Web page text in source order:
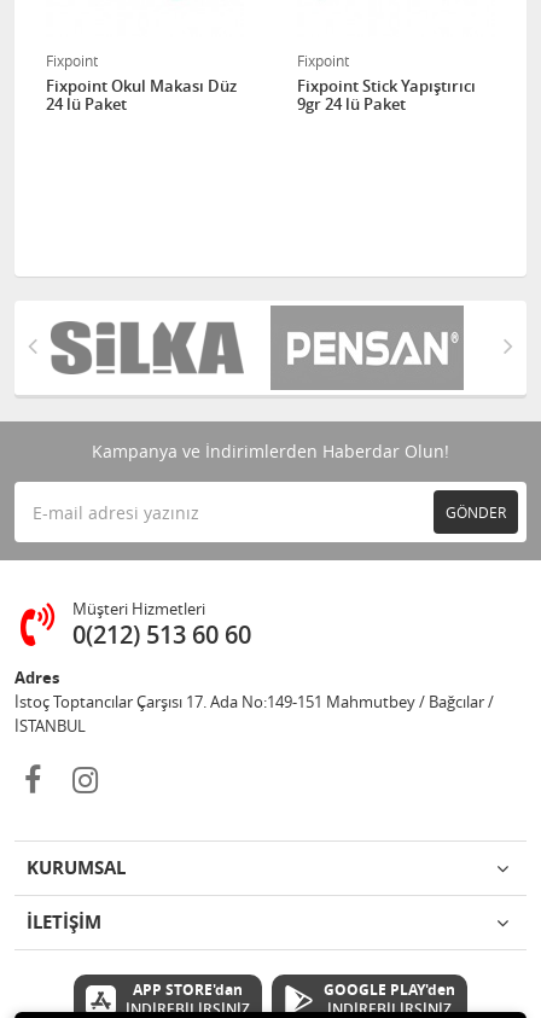
Fixpoint
Fixpoint Okul Makası Düz
24 lü Paket
Fixpoint
Fixpoint Stick Yapıştırıcı
9gr 24 lü Paket
Kampanya ve İndirimlerden Haberdar Olun!
GÖNDER
Müşteri Hizmetleri
0(212) 513 60 60
Adres
İstoç Toptancılar Çarşısı 17. Ada No:149-151 Mahmutbey / Bağcılar /
İSTANBUL
KURUMSAL
İLETİŞİM
APP STORE'dan
İNDİREBİLİRSİNİZ
GOOGLE PLAY'den
İNDİREBİLİRSİNİZ